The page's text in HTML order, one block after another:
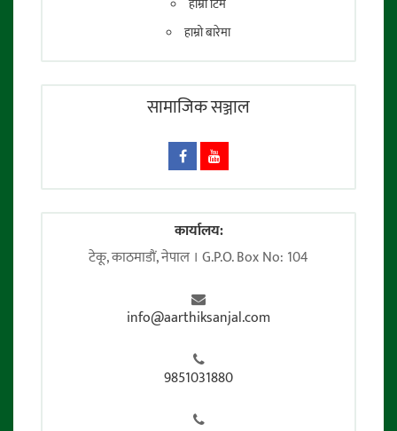
हाम्रो बारेमा
सामाजिक सञ्जाल
कार्यालय:
टेकू, काठमाडाैं, नेपाल । G.P.O. Box No: 104
info@aarthiksanjal.com
9851031880